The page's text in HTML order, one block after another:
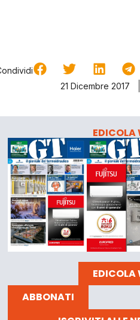
21 Dicembre 2017
EDICOLA
EDICOLA
ABBONATI